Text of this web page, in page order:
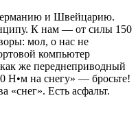
и Швейцарию.
К нам — от силы 150
мол, о нас не
компьютер
же переднеприводный
Н•м на снегу» — бросьте!
«снег». Есть асфальт.